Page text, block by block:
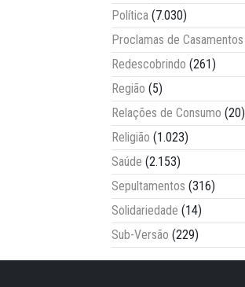
Política (7.030)
Proclamas de Casamentos
Redescobrindo (261)
Região (5)
Relações de Consumo (20)
Religião (1.023)
Saúde (2.153)
Sepultamentos (316)
Solidariedade (14)
Sub-Versão (229)